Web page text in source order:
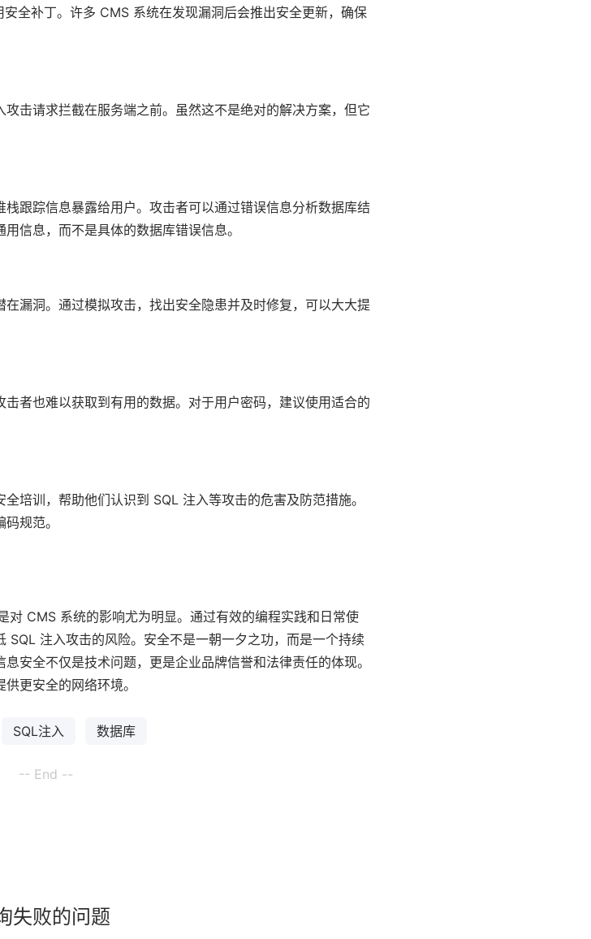
全补丁。许多 CMS 系统在发现漏洞后会推出安全更新，确保
击请求拦截在服务端之前。虽然这不是绝对的解决方案，但它
跟踪信息暴露给用户。攻击者可以通过错误信息分析数据库结
信息，而不是具体的数据库错误信息。
漏洞。通过模拟攻击，找出安全隐患并及时修复，可以大大提
者也难以获取到有用的数据。对于用户密码，建议使用适合的
培训，帮助他们认识到 SQL 注入等攻击的危害及防范措施。
规范。
对 CMS 系统的影响尤为明显。通过有效的编程实践和日常使
SQL 注入攻击的风险。安全不是一朝一夕之功，而是一个持续
安全不仅是技术问题，更是企业品牌信誉和法律责任的体现。
更安全的网络环境。
SQL注入 数据库
-- End --
失败的问题